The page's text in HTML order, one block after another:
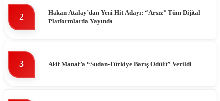
2
Hakan Atalay’dan Yeni Hit Adayı: “Arsız” Tüm Dijital
Platformlarda Yayında
3 Akif Manaf’a “Sudan-Türkiye Barış Ödülü” Verildi